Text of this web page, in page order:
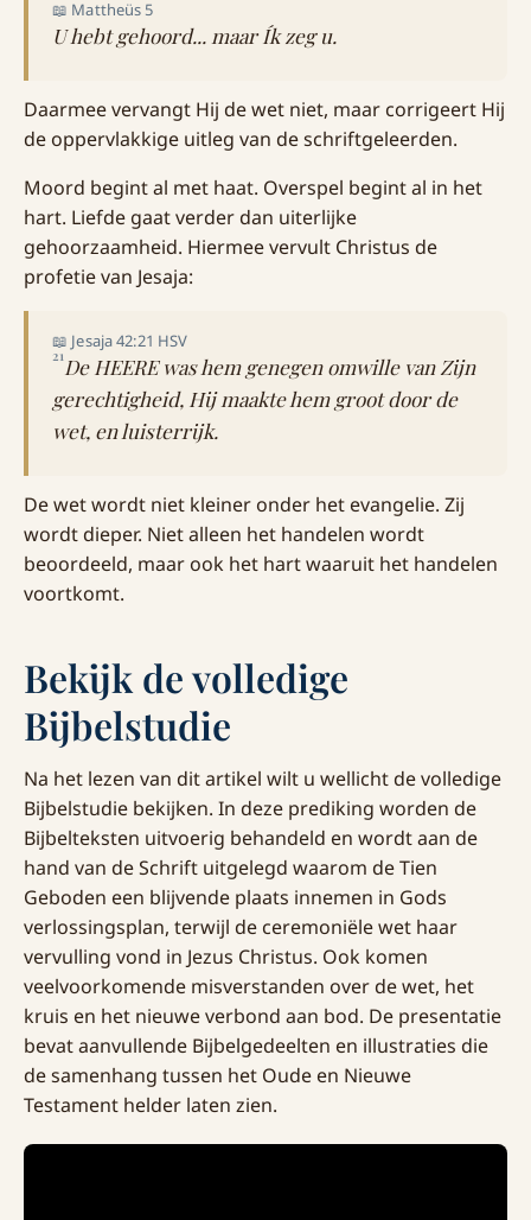
📖 Mattheüs 5
U hebt gehoord... maar Ík zeg u.
Daarmee vervangt Hij de wet niet, maar corrigeert Hij
de oppervlakkige uitleg van de schriftgeleerden.
Moord begint al met haat. Overspel begint al in het
hart. Liefde gaat verder dan uiterlijke
gehoorzaamheid. Hiermee vervult Christus de
profetie van Jesaja:
📖 Jesaja 42:21 HSV
21 De HEERE was hem genegen omwille van Zijn
gerechtigheid, Hij maakte hem groot door de
wet, en luisterrijk.
De wet wordt niet kleiner onder het evangelie. Zij
wordt dieper. Niet alleen het handelen wordt
beoordeeld, maar ook het hart waaruit het handelen
voortkomt.
Bekijk de volledige
Bijbelstudie
Na het lezen van dit artikel wilt u wellicht de volledige
Bijbelstudie bekijken. In deze prediking worden de
Bijbelteksten uitvoerig behandeld en wordt aan de
hand van de Schrift uitgelegd waarom de Tien
Geboden een blijvende plaats innemen in Gods
verlossingsplan, terwijl de ceremoniële wet haar
vervulling vond in Jezus Christus. Ook komen
veelvoorkomende misverstanden over de wet, het
kruis en het nieuwe verbond aan bod. De presentatie
bevat aanvullende Bijbelgedeelten en illustraties die
de samenhang tussen het Oude en Nieuwe
Testament helder laten zien.